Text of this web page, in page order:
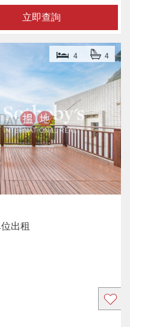
立即查詢
出租
4 4